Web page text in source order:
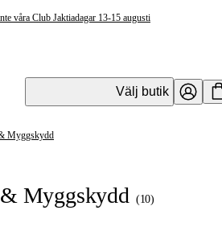
våra Club Jaktiadagar 13-15 augusti
Välj butik
&
Myggskydd
Myggskydd (10)